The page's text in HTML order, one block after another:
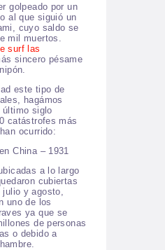
golpeado por un
al que siguió un
cuyo saldo se
mil muertos.
surf las
sincero pésame
este tipo de
hagámos
último siglo
catástrofes más
ocurrido:
China – 1931
a lo largo
cubiertas
y agosto,
uno de los
ya que se
de personas
o debido a